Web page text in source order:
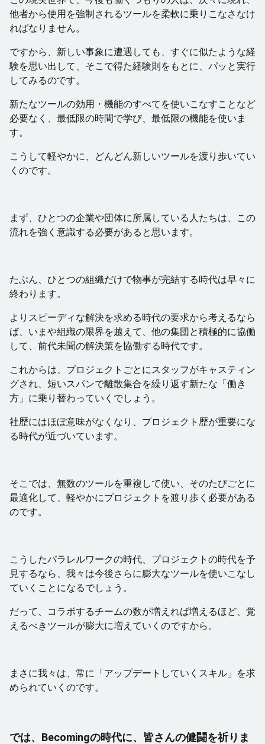
他者から使用を強制されるツールを柔軟に乗りこなさなけ
ればなりません。
ですから、新しい事象に遭遇しても、すぐに似たような経
験を思い出して、そこで得た経験則をもとに、パッと実行
してみるのです。
新たなツールの効用・機能のすべてを使いこなすことなど
必要なく、最低限の時間で学び、最低限の機能を使いま
す。
こうして軽やかに、どんどん新しいツールを渡り歩いてい
くのです。
まず、ひとつの企業や団体に所属している人たちは、この
流れを強く意識する必要があると思います。
たぶん、ひとつの組織だけで物事が完結する時代は早々に
終わります。
よりスピーディな解決を求める時代の要求から考えるなら
ば、いまや組織の限界を越えて、他の集団と積極的に協働
して、前代未聞の解決策を協働する時代です。
これからは、プロジェクトごとにスタッフがキャスティン
グされ、短いスパンで離散集合を繰り返す新たな「働き
方」に乗り替わっていくでしょう。
社歴にはほぼ意味がなくなり、プロジェクト歴が重要にな
る時代が近づいています。
そこでは、無数のツールを重複して使い、そのたびごとに
最適化して、軽やかにプロジェクトを渡り歩く必要がある
のです。
こうしたパラレルワークの時代、プロジェクトの時代を予
見するなら、我々は今後さらに膨大なツールを使いこなし
ていくことになるでしょう。
だって、コラボするチームの数が増えれば増えるほど、覚
えるべきツールが膨大に増えていくのですから。
まさに我々は、常に「アップデートしていくスキル」を求
められていくのです。
では、Becomingの時代に、皆さんの健闘を祈りま